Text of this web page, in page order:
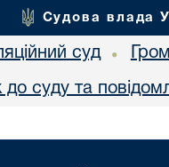
Судова влада
суд •
суду та